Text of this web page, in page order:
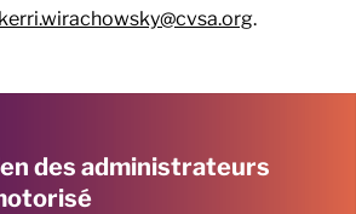
kerri.wirachowsky@cvsa.org.
des administrateurs